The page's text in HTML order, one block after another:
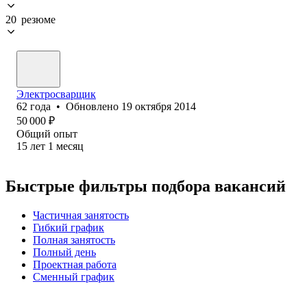
20 резюме
Электросварщик
62 года • Обновлено 19 октября 2014
50 000 ₽
Общий опыт
15 лет 1 месяц
Быстрые фильтры подбора вакансий
Частичная занятость
Гибкий график
Полная занятость
Полный день
Проектная работа
Сменный график